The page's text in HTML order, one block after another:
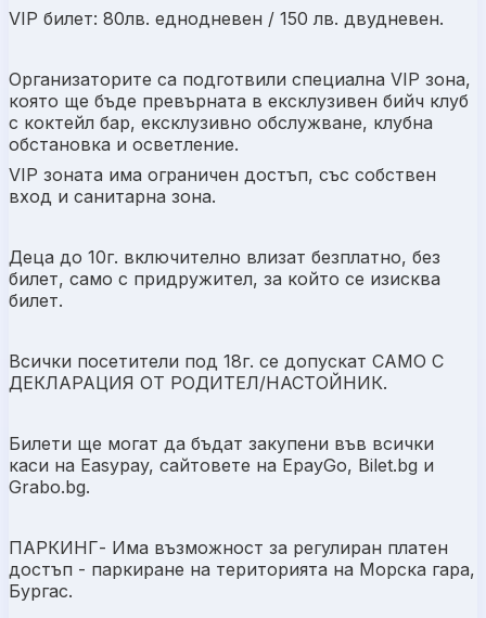
VIP билет: 80лв. еднодневен / 150 лв. двудневен.
Организаторите са подготвили специална VIP зона,
която ще бъде превърната в ексклузивен бийч клуб
с коктейл бар, ексклузивно обслужване, клубна
обстановка и осветление.
VIP зоната има ограничен достъп, със собствен
вход и санитарна зона.
Деца до 10г. включително влизат безплатно, без
билет, само с придружител, за който се изисква
билет.
Всички посетители под 18г. се допускат САМО С
ДЕКЛАРАЦИЯ ОТ РОДИТЕЛ/НАСТОЙНИК.
Билети ще могат да бъдат закупени във всички
каси на Easypay, сайтовете на EpayGo, Bilet.bg и
Grabo.bg.
ПАРКИНГ- Има възможност за регулиран платен
достъп - паркиране на територията на Морска гара,
Бургас.